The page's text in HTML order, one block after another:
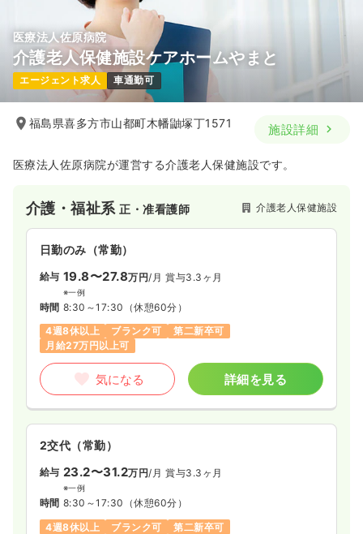
医療法人佐原病院
介護老人保健施設ケアホームやまと
エージェント求人 車通勤可
福島県喜多方市山都町木幡鼬塚丁1571 施設詳細
医療法人佐原病院が運営する介護老人保健施設です。
介護・福祉系正・准看護師 介護老人保健施設
日勤のみ（常勤）
給与 19.8〜27.8万円/月 賞与3.3ヶ月
※一例
時間 8:30～17:30 （休憩60分）
4週8休以上
ブランク可
第二新卒可
月給27万円以上可
気になる 詳細を見る
2交代（常勤）
給与 23.2〜31.2万円/月 賞与3.3ヶ月
※一例
時間 8:30～17:30 （休憩60分）
4週8休以上
ブランク可
第二新卒可